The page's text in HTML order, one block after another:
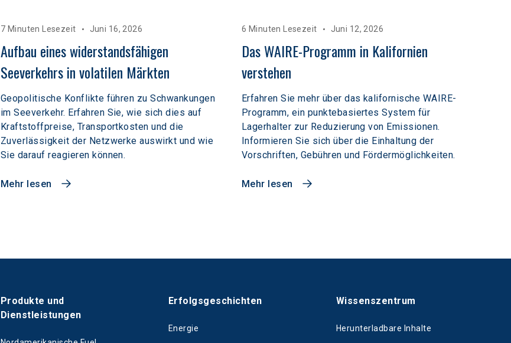
7 Minuten Lesezeit Juni 16, 2026
Aufbau eines widerstandsfähigen
Seeverkehrs in volatilen Märkten
Geopolitische Konflikte führen zu Schwankungen
im Seeverkehr. Erfahren Sie, wie sich dies auf
Kraftstoffpreise, Transportkosten und die
Zuverlässigkeit der Netzwerke auswirkt und wie
Sie darauf reagieren können.
Mehr lesen
6 Minuten Lesezeit Juni 12, 2026
Das WAIRE-Programm in Kalifornien
verstehen
Erfahren Sie mehr über das kalifornische WAIRE-
Programm, ein punktebasiertes System für
Lagerhalter zur Reduzierung von Emissionen.
Informieren Sie sich über die Einhaltung der
Vorschriften, Gebühren und Fördermöglichkeiten.
Mehr lesen
Produkte und
Dienstleistungen
Erfolgsgeschichten
Energie
Wissenszentrum
Herunterladbare Inhalte